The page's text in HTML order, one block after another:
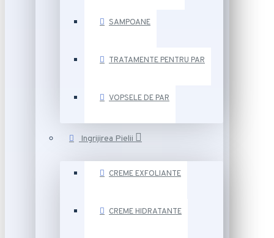
SAMPOANE
TRATAMENTE PENTRU PAR
VOPSELE DE PAR
Ingrijirea Pielii
CREME EXFOLIANTE
CREME HIDRATANTE